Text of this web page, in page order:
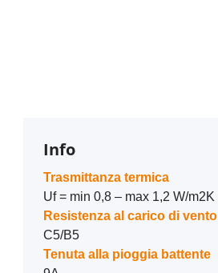
Info
Trasmittanza termica
Uf = min 0,8 – max 1,2 W/m2K
Resistenza al carico di vento
C5/B5
Tenuta alla pioggia battente